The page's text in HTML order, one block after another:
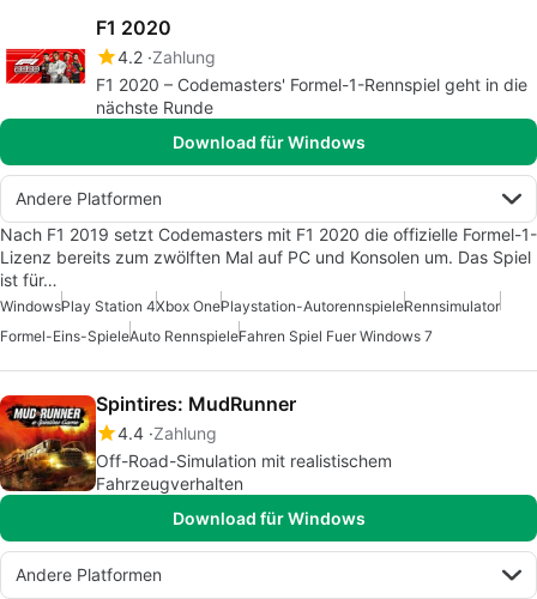
F1 2020
4.2 Zahlung
F1 2020 – Codemasters' Formel-1-Rennspiel geht in die
nächste Runde
Download für Windows
Andere Platformen
Nach F1 2019 setzt Codemasters mit F1 2020 die offizielle Formel-1-
Lizenz bereits zum zwölften Mal auf PC und Konsolen um. Das Spiel
ist für…
WindowsPlay Station 4Xbox OnePlaystation-AutorennspieleRennsimulator
Formel-Eins-SpieleAuto RennspieleFahren Spiel Fuer Windows 7
Spintires: MudRunner
4.4 Zahlung
Off-Road-Simulation mit realistischem
Fahrzeugverhalten
Download für Windows
Andere Platformen